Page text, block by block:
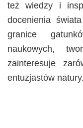
też wiedzy i
docenienia
granice
naukowych,
zainteresuje
entuzjastów natury.